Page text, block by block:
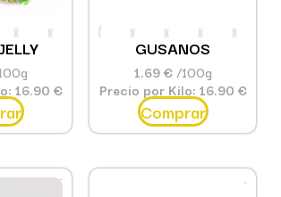
16.90 €
GUSANOS
1.69 € /100g
Precio por Kilo: 16.90 €
Comprar